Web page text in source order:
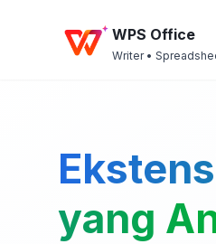
WPS Office
Writer •
yang